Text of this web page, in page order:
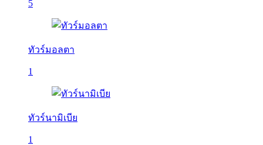
5
ทัวร์มอลตา
1
ทัวร์นามิเบีย
1